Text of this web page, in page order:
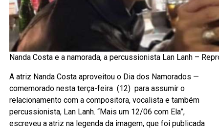
Nanda Costa e a namorada, a percussionista Lan Lanh –
A atriz Nanda Costa aproveitou o Dia dos Namorados —
comemorado nesta terça-feira (12) para assumir o
relacionamento com a compositora, vocalista e também
percussionista, Lan Lanh. “Mais um 12/06 com Ela”,
escreveu a atriz na legenda da imagem, que foi publicada